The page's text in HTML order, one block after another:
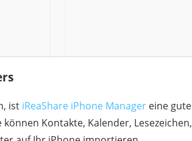
ist iReaShare iPhone Manager eine gute
Kontakte, Kalender, Lesezeichen,